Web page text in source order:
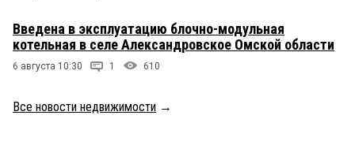
Введена в эксплуатацию блочно-модульная
котельная в селе Александровское Омской области
6 августа 10:30 1 610
Все новости недвижимости →